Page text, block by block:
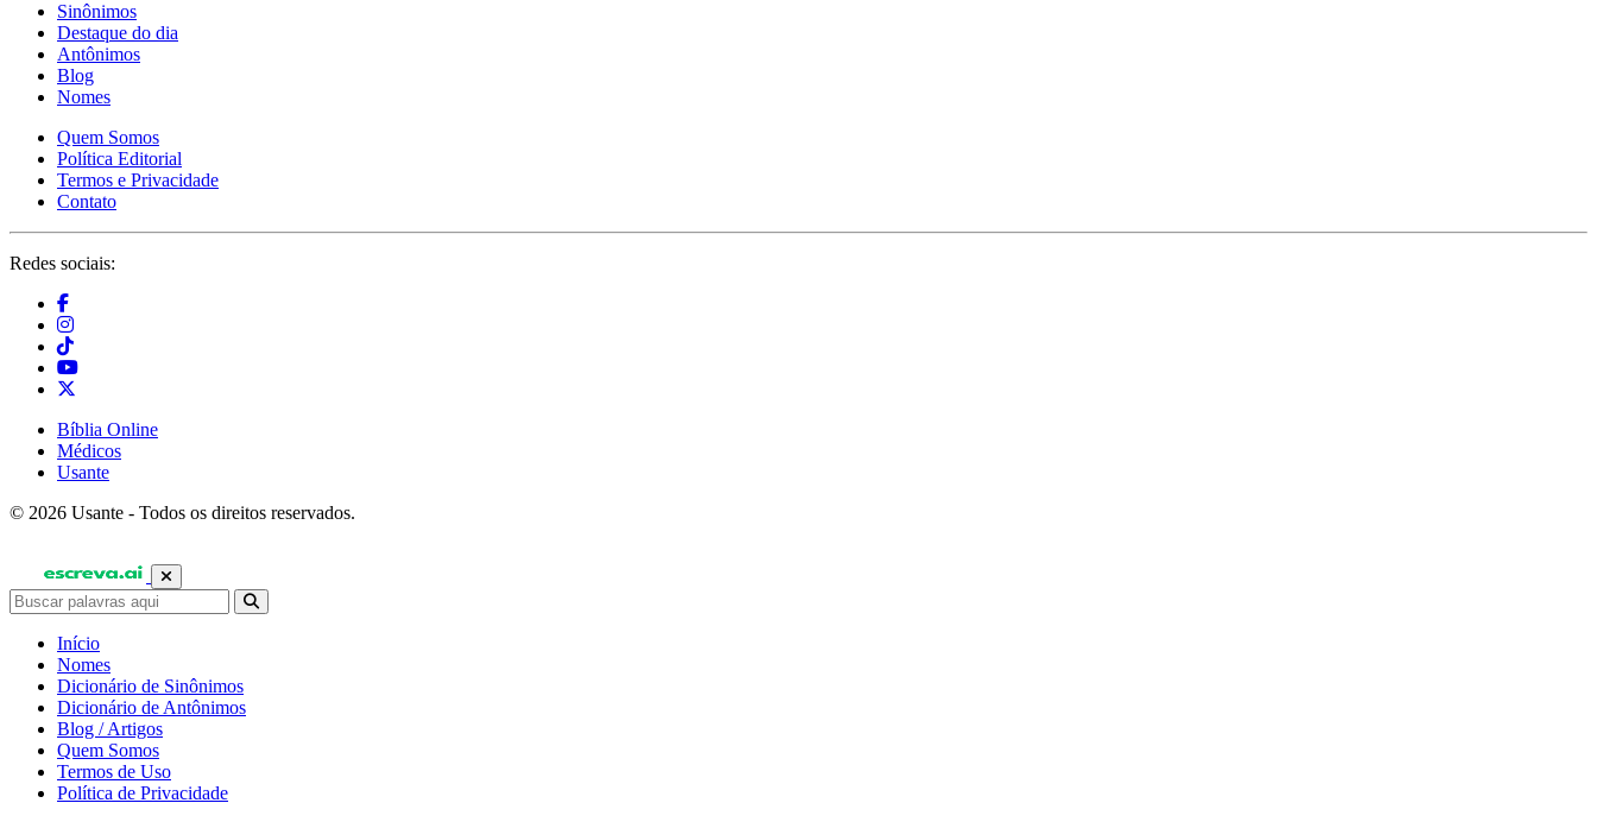
Sinônimos
Destaque do dia
Antônimos
Blog
Nomes
Quem Somos
Política Editorial
Termos e Privacidade
Contato
Redes sociais:
Bíblia Online
Médicos
Usante
© 2026 Usante - Todos os direitos reservados.
Início
Nomes
Dicionário de Sinônimos
Dicionário de Antônimos
Blog / Artigos
Quem Somos
Termos de Uso
Política de Privacidade